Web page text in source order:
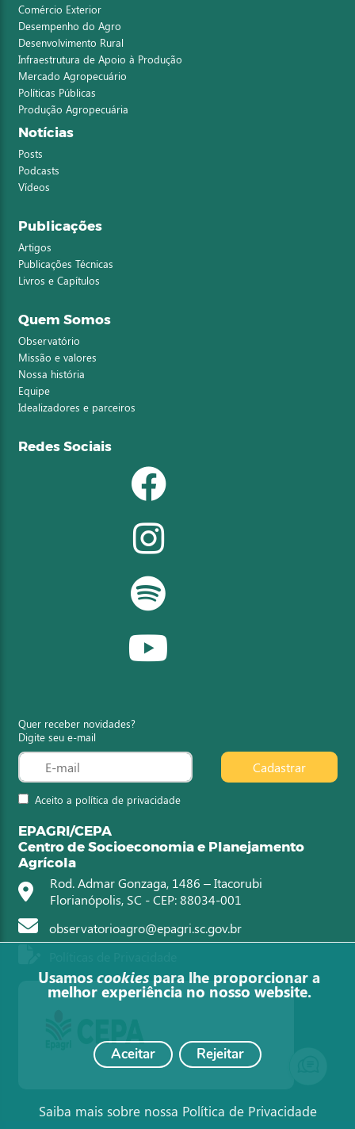
Comércio Exterior
Desempenho do Agro
Desenvolvimento Rural
Infraestrutura de Apoio à Produção
Mercado Agropecuário
Políticas Públicas
Produção Agropecuária
Notícias
Posts
Podcasts
Vídeos
Publicações
Artigos
Publicações Técnicas
Livros e Capítulos
Quem Somos
Observatório
Missão e valores
Nossa história
Equipe
Idealizadores e parceiros
Redes Sociais
Quer receber novidades?
Digite seu e-mail
Aceito a política de privacidade
Cadastrar
EPAGRI/CEPA
Centro de Socioeconomia e Planejamento
Agrícola
Rod. Admar Gonzaga, 1486 – Itacorubi
Florianópolis, SC - CEP: 88034-001
observatorioagro@epagri.sc.gov.br
Usamos cookies para lhe proporcionar a
melhor experiência no nosso website.
Aceitar Rejeitar
Saiba mais sobre nossa Política de Privacidade